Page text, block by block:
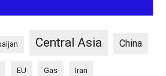
Central Asia China
EU Gas Iran